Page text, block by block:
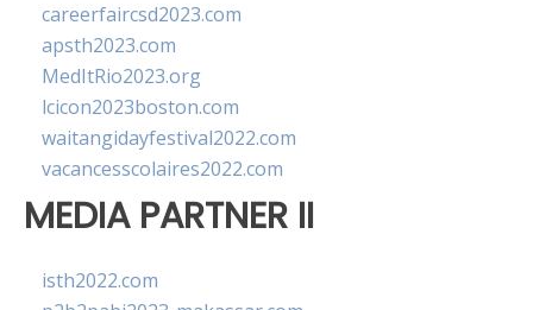
careerfaircsd2023.com
apsth2023.com
MedItRio2023.org
lcicon2023boston.com
waitangidayfestival2022.com
vacancesscolaires2022.com
MEDIA PARTNER II
isth2022.com